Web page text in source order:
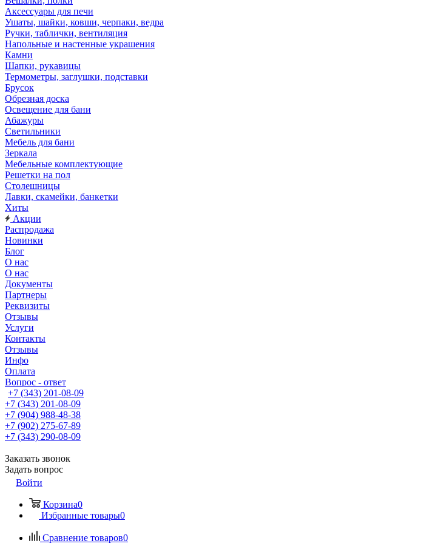
Аксессуары для печи
Ушаты, шайки, ковши, черпаки, ведра
Ручки, таблички, вентиляция
Напольные и настенные украшения
Камни
Шапки, рукавицы
Термометры, заглушки, подставки
Брусок
Обрезная доска
Освещение для бани
Абажуры
Светильники
Мебель для бани
Зеркала
Мебельные комплектующие
Решетки на пол
Столешницы
Лавки, скамейки, банкетки
Хиты
Акции
Распродажа
Новинки
Блог
О нас
О нас
Документы
Партнеры
Реквизиты
Отзывы
Услуги
Контакты
Отзывы
Инфо
Оплата
Вопрос - ответ
+7 (343) 201-08-09
+7 (343) 201-08-09
+7 (904) 988-48-38
+7 (902) 275-67-89
+7 (343) 290-08-09
Заказать звонок
Задать вопрос
Войти
Корзина0
Избранные товары0
Сравнение товаров0